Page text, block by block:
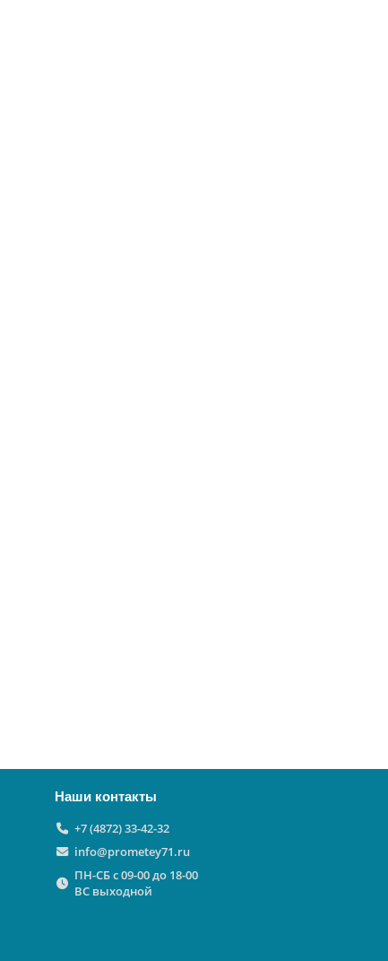
Наши контакты
+7 (4872) 33-42-32
info@prometey71.ru
ПН-СБ с 09-00 до 18-00
ВС выходной